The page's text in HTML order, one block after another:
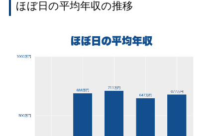
ほぼ日の平均年収の推移